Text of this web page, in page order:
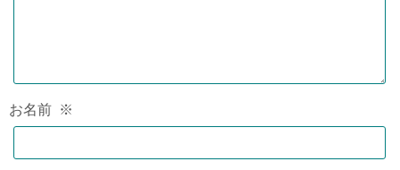
お名前 ※